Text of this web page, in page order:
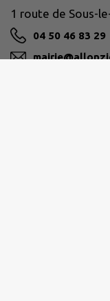
1 route de Sous-
04 50 46 83 29